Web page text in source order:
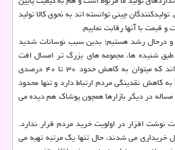
چینی توانسته اند به نحوی کالا تولید
قیمت با آنها رقابت نماییم.
درحال رشد هستیم؛ بدین سبب نوسانات شدید
طبق شنیده ها، مجموعه های بزرگ تر امسال افت
فروش قابل توجهی را تجربه کرده اند که میتوان به کاهش حدود ۳۰ تا ۴۰ درصدی
کاهش نقدینگی مردم ارتباط دارد و تنها محدود
مساله در دیگر بازارها همچون پوشاک هم دیده می
نوشت افزار در اولویت خرید مردم قرار ندارد.
خریداری می شدند، حال تنها یک مرتبه تهیه می